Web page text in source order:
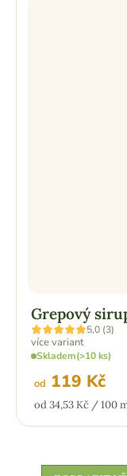
Grepový
Průměrné
hodnocení
produktu
je
z
hvězdiček.
5,0 (3)
více variant
Skladem(>10 ks)
od 119 Kč
Měrná
od 34,53 Kč / 100